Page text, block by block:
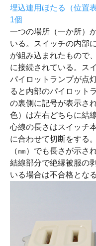
埋込連用ほたる（位置
1個
一つの場所（一か所）
いる。スイッチの内部
が組み込まれたもので
に接続されている。ス
パイロットランプが点
ると内部のパイロット
の裏側に記号が表示さ
色）は左右どちらに結
心線の長さはスイッチ
に合わせて切断をする
（㎜）でも長さが示さ
結線部分で絶縁被服の
いる場合は不合格となる